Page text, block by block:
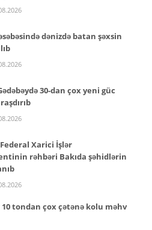
dənizdə batan şəxsin
30-dan çox yeni güc
Xarici İşlər
rəhbəri Bakıda şəhidlərin
10 tondan çox çətənə kolu məhv